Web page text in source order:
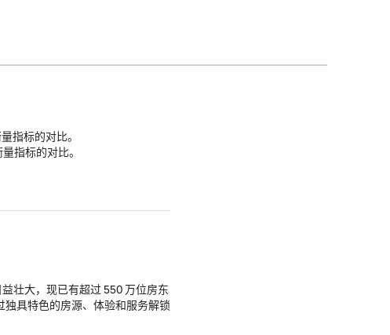
指标的对比。
指标的对比。
壮大，现已有超过 550 万位房东
具特色的房源、体验和服务解锁